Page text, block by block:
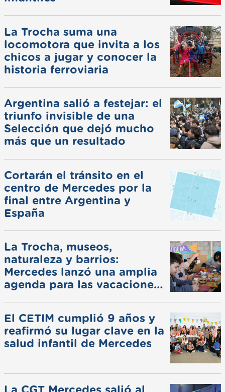
La Trocha suma una
locomotora que invita a los
chicos a jugar y conocer la
historia ferroviaria
Argentina salió a festejar: el
triunfo invisible de una
Selección que dejó mucho
más que un resultado
Cortarán el tránsito en el
centro de Mercedes por la
final entre Argentina y
España
La Trocha, museos,
naturaleza y barrios:
Mercedes lanzó una amplia
agenda para las vacaciones
El CETIM cumplió 9 años y
reafirmó su lugar clave en la
salud infantil de Mercedes